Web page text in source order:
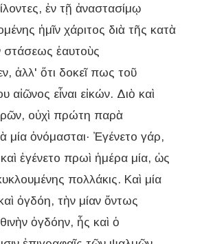
ἐν τῇ ἀναστασίμῳ
ἡμῖν χάριτος διὰ τῆς κατὰ
στάσεως ἑαυτοὺς
ἀλλ' ὅτι δοκεῖ πως τοῦ
εἶναι εἰκών. Διὸ καὶ
οὐχὶ πρώτη παρὰ
ὀνόμασται· Ἐγένετο γάρ,
ἐγένετο πρωὶ ἡμέρα μία, ὡς
πολλάκις. Καὶ μία
ὀγδόη, τὴν μίαν ὄντως
ὀγδόην, ἧς καὶ ὁ